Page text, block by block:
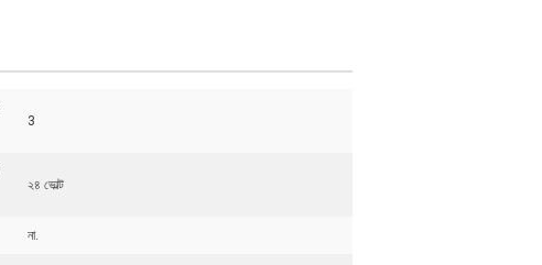
3
২৪ ভোল্ট
না.